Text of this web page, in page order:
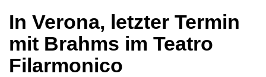
In Verona, letzter Termin
mit Brahms im Teatro
Filarmonico